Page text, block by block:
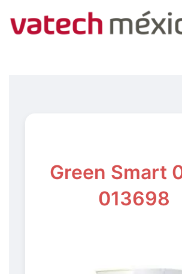
Green Smart
013698